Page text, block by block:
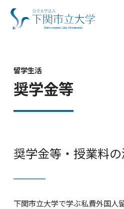
留学生活
奨学金等
奨学金等・授業料
下関市立大学で学ぶ私費外国人